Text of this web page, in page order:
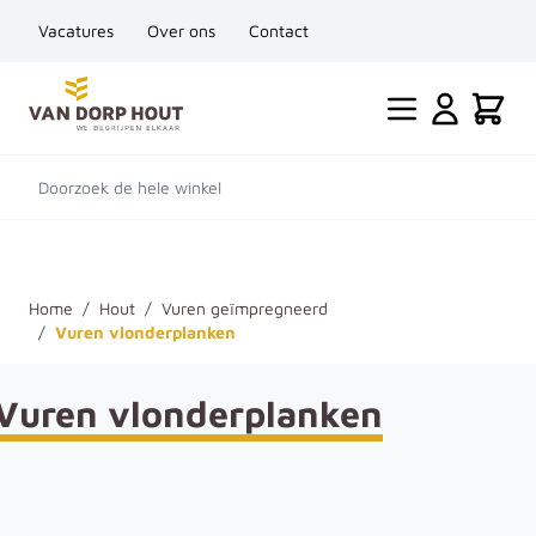
Vacatures Over ons Contact
Ga naar de inhoud
Cart
Doorzoek de hele winkel
Home / Hout / Vuren geïmpregneerd
/ Vuren vlonderplanken
vlonderplanken